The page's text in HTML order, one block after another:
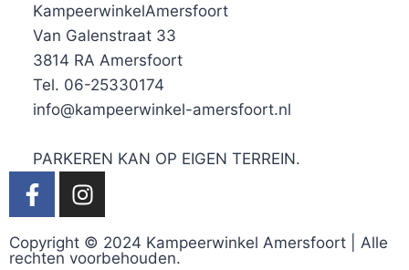
KampeerwinkelAmersfoort
Van Galenstraat 33
3814 RA Amersfoort
Tel. 06-25330174
info@kampeerwinkel-amersfoort.nl
PARKEREN KAN OP EIGEN TERREIN.
Copyright © 2024 Kampeerwinkel Amersfoort | Alle
rechten voorbehouden.